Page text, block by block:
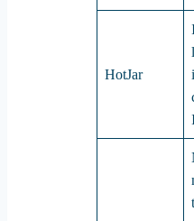
HotJar